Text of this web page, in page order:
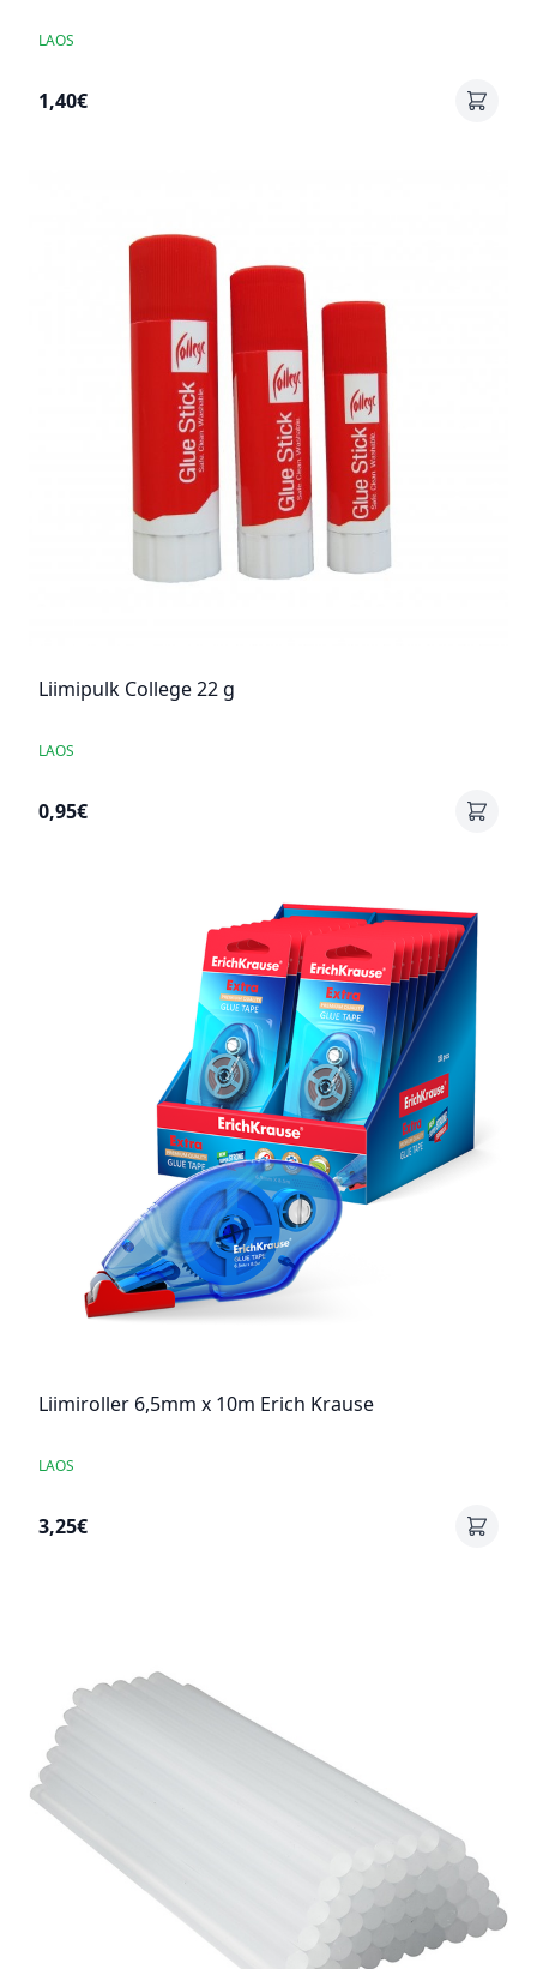
LAOS
1,40€
Liimipulk College 22 g
LAOS
0,95€
Liimiroller 6,5mm x 10m Erich Krause
LAOS
3,25€